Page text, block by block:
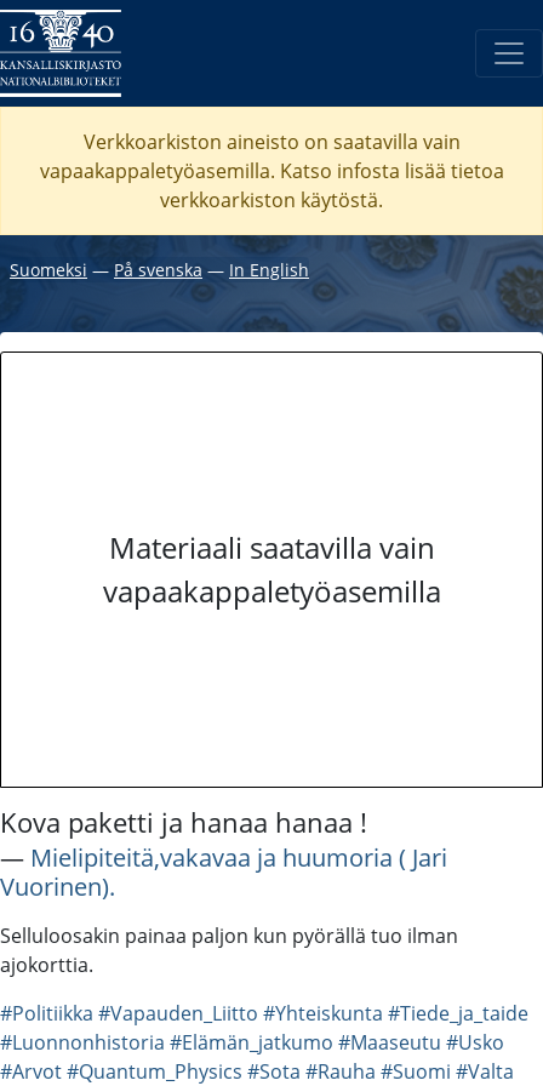
Verkkoarkiston aineisto on saatavilla vain
vapaakappaletyöasemilla. Katso infosta lisää tietoa
verkkoarkiston käytöstä.
Suomeksi ― På svenska ― In English
Materiaali saatavilla vain
vapaakappaletyöasemilla
Kova paketti ja hanaa hanaa !
― Mielipiteitä,vakavaa ja huumoria ( Jari
Vuorinen).
Selluloosakin painaa paljon kun pyörällä tuo ilman
ajokorttia.
#Politiikka #Vapauden_Liitto #Yhteiskunta #Tiede_ja_taide
#Luonnonhistoria #Elämän_jatkumo #Maaseutu #Usko
#Arvot#Quantum_Physics #Sota #Rauha #Suomi #Valta